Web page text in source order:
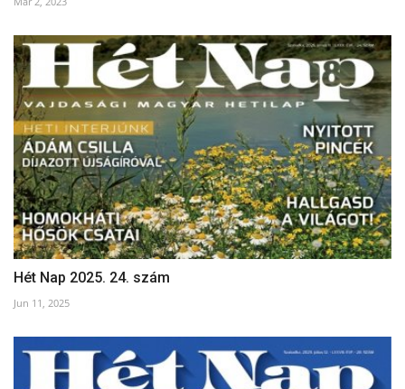
Hét Nap 2025. 24. szám
Jun 11, 2025